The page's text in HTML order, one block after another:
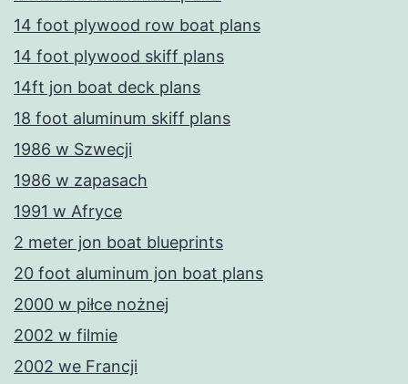
14 foot plywood row boat plans
14 foot plywood skiff plans
14ft jon boat deck plans
18 foot aluminum skiff plans
1986 w Szwecji
1986 w zapasach
1991 w Afryce
2 meter jon boat blueprints
20 foot aluminum jon boat plans
2000 w piłce nożnej
2002 w filmie
2002 we Francji